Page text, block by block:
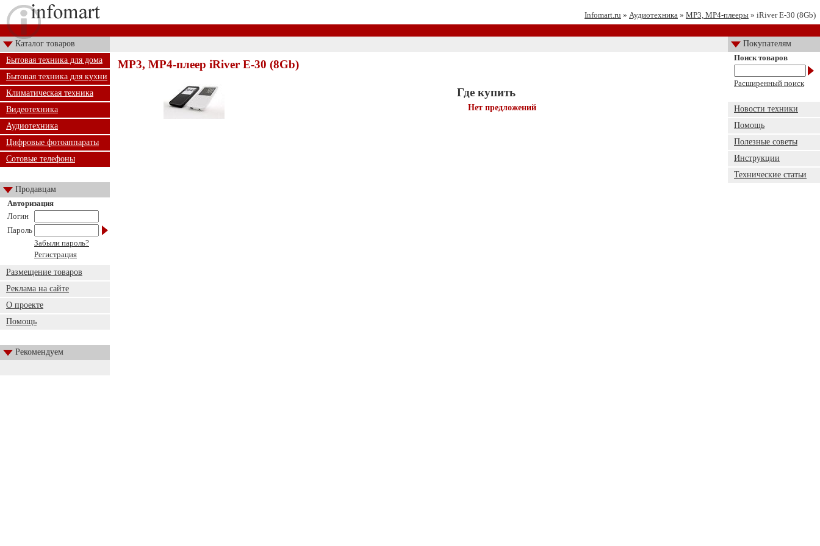
Infomart.ru » Аудиотехника » MP3, MP4-плееры » iRiver E-30 (8Gb)
Каталог товаров
Покупателям
Бытовая техника для дома
Бытовая техника для кухни
Климатическая техника
Видеотехника
Аудиотехника
Цифровые фотоаппараты
Сотовые телефоны
Продавцам
Авторизация
Логин
Пароль
Забыли пароль?
Регистрация
Размещение товаров
Реклама на сайте
О проекте
Помощь
Рекомендуем
MP3, MP4-плеер iRiver E-30 (8Gb)
Где купить
Нет предложений
Поиск товаров
Расширенный поиск
Новости техники
Помощь
Полезные советы
Инструкции
Технические статьи